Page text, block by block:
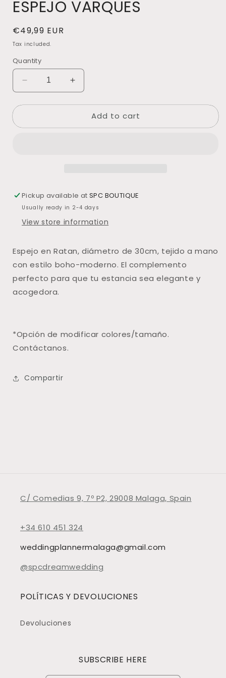
ESPEJO VARQUES
Regular
price
€49,99 EUR
Tax included.
Quantity
Decrease
quantity
for
VARQUES
Increase
quantity
for
ESPEJO
VARQUES
Add to cart
Pickup available atSPC BOUTIQUE
Usually ready in 2-4 days
View store information
Espejo en Ratan, diámetro de 30cm, tejido a mano
conestilo boho-moderno. El complemento
perfecto para que tu estancia sea elegante y
acogedora.
*Opción de modificar colores/tamaño.
Contáctanos.
Compartir
C/ Comedias 9, 7º P2, 29008 Malaga, Spain
+34 610 451 324
weddingplannermalaga@gmail.com
@spcdreamwedding
POLÍTICAS Y DEVOLUCIONES
Devoluciones
SUBSCRIBE HERE